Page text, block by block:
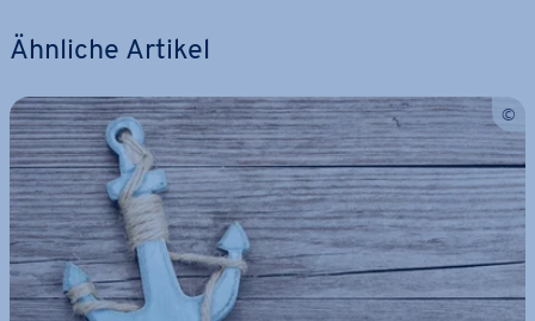
Ähnliche Artikel